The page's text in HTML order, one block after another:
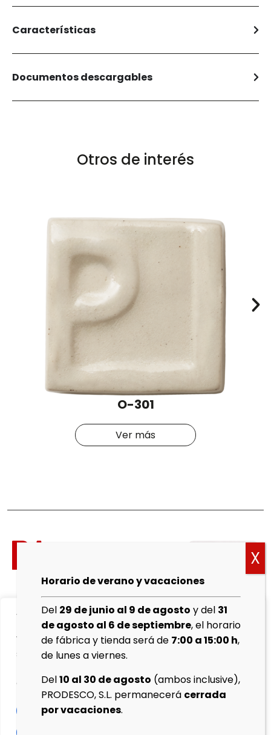
We value your privacy
We use cookies to enhance your browsing experience,
serve personalised ads or content, and analyse our
of cookies.
Customise
Características
Documentos descargables
Otros de interés
O-301
Ver más
cookies
Aviso
Legal
Política de
Protocolo
de
Horario de verano y vacaciones
Del 29 de junio al 9 de agosto y del 31
de agosto al 6 de septiembre, el horario
de fábrica y tienda será de 7:00 a 15:00 h,
de lunes a viernes.
Del10 al 30 de agosto (ambos inclusive),
PRODESCO, S.L. permanecerá cerrada
por vacaciones.